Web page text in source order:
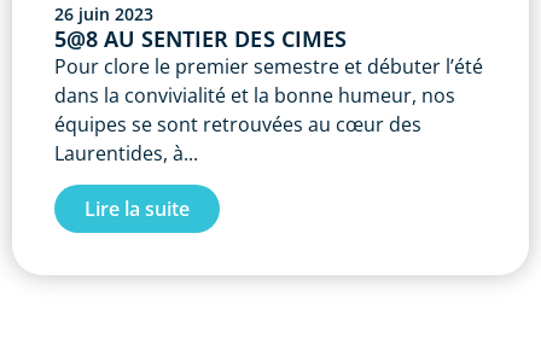
26 juin 2023
5@8 AU SENTIER DES CIMES
Pour clore le premier semestre et débuter l’été
dans la convivialité et la bonne humeur, nos
équipes se sont retrouvées au cœur des
Laurentides, à...
Lire la suite